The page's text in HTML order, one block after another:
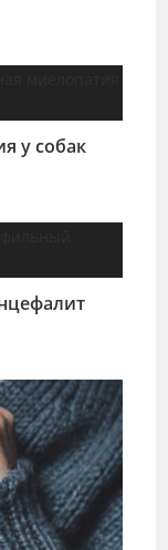
у собак